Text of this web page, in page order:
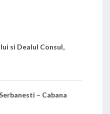
si Dealul Consul,
– Cabana